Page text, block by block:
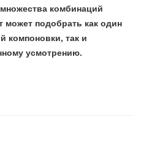
комбинаций
может подобрать как один
компоновки, так и
усмотрению.